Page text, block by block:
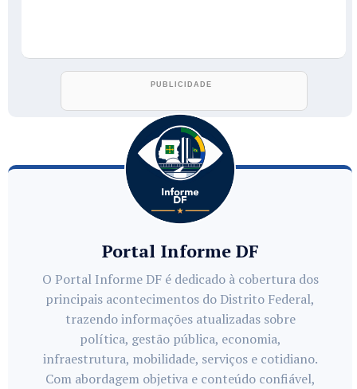
Portal Informe DF
O Portal Informe DF é dedicado à cobertura dos
principais acontecimentos do Distrito Federal,
trazendo informações atualizadas sobre
política, gestão pública, economia,
infraestrutura, mobilidade, serviços e cotidiano.
Com abordagem objetiva e conteúdo confiável,